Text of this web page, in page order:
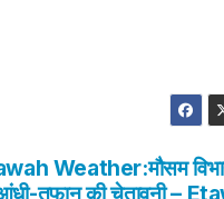
Weather:मौसम विभाग